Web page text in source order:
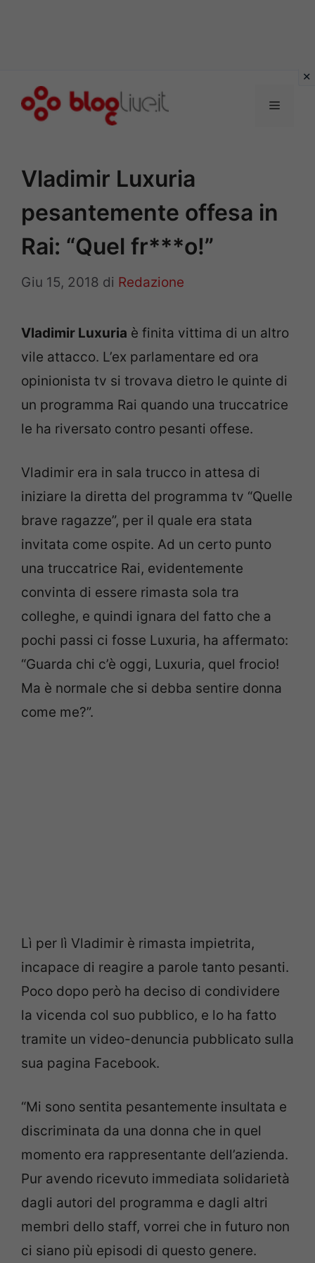
Menu
Vladimir Luxuria
pesantemente offesa in
Rai: “Quel fr***o!”
Giu 15, 2018 di Redazione
Vladimir Luxuria è finita vittima di un altro
vile attacco. L’ex parlamentare ed ora
opinionista tv si trovava dietro le quinte di
un programma Rai quando una truccatrice
le ha riversato contro pesanti offese.
Vladimir era in sala trucco in attesa di
iniziare la diretta del programma tv “Quelle
brave ragazze”, per il quale era stata
invitata come ospite. Ad un certo punto
una truccatrice Rai, evidentemente
convinta di essere rimasta sola tra
colleghe, e quindi ignara del fatto che a
pochi passi ci fosse Luxuria, ha affermato:
“Guarda chi c’è oggi, Luxuria, quel frocio!
Ma è normale che si debba sentire donna
come me?”.
Lì per lì Vladimir è rimasta impietrita,
incapace di reagire a parole tanto pesanti.
Poco dopo però ha deciso di condividere
la vicenda col suo pubblico, e lo ha fatto
tramite un video-denuncia pubblicato sulla
sua pagina Facebook.
“Mi sono sentita pesantemente insultata e
discriminata da una donna che in quel
momento era rappresentante dell’azienda.
Pur avendo ricevuto immediata solidarietà
dagli autori del programma e dagli altri
membri dello staff, vorrei che in futuro non
ci siano più episodi di questo genere.